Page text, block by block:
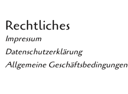
Rechtliches
Impressum
Datenschutzerklärung
Allgemeine Geschäftsbedingungen